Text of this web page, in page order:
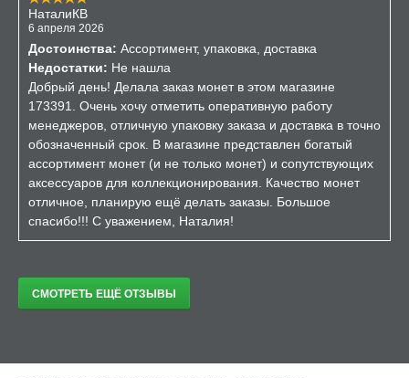
НаталиКВ
6 апреля 2026
Достоинства: Ассортимент, упаковка, доставка
Недостатки: Не нашла
Добрый день! Делала заказ монет в этом магазине
173391. Очень хочу отметить оперативную работу
менеджеров, отличную упаковку заказа и доставка в точно
обозначенный срок. В магазине представлен богатый
ассортимент монет (и не только монет) и сопутствующих
аксессуаров для коллекционирования. Качество монет
отличное, планирую ещё делать заказы. Большое
спасибо!!! С уважением, Наталия!
СМОТРЕТЬ ЕЩЁ ОТЗЫВЫ